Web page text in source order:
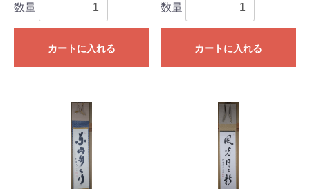
数量
カートに入れる
数量
カートに入れる